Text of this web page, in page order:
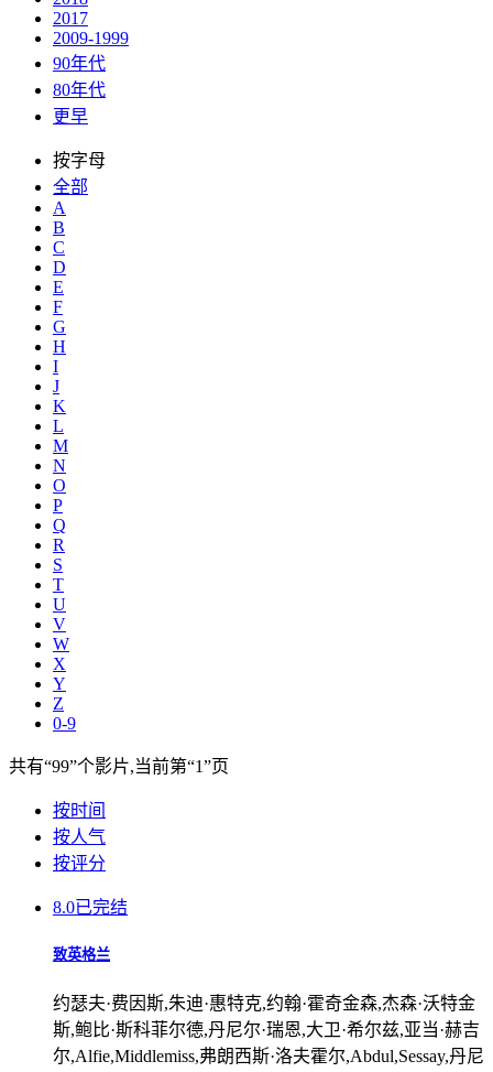
2017
2009-1999
90年代
80年代
更早
按字母
全部
A
B
C
D
E
F
G
H
I
J
K
L
M
N
O
P
Q
R
S
T
U
V
W
X
Y
Z
0-9
共有“99”个影片,当前第“1”页
按时间
按人气
按评分
8.0已完结
致英格兰
约瑟夫·费因斯,朱迪·惠特克,约翰·霍奇金森,杰森·沃特金
斯,鲍比·斯科菲尔德,丹尼尔·瑞恩,大卫·希尔兹,亚当·赫吉
尔,Alfie,Middlemiss,弗朗西斯·洛夫霍尔,Abdul,Sessay,丹尼